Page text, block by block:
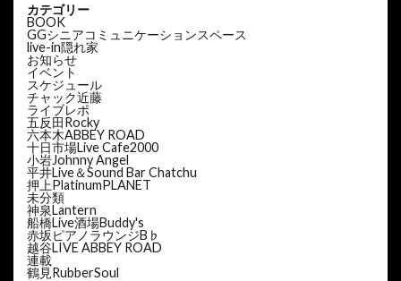
カテゴリー
BOOK
GGシニアコミュニケーションスペース
live-in隠れ家
お知らせ
イベント
スケジュール
チャック近藤
ライブレポ
五反田Rocky
六本木ABBEY ROAD
十日市場Live Cafe2000
小岩Johnny Angel
平井Live＆Sound Bar Chatchu
押上PlatinumPLANET
未分類
神泉Lantern
船橋Live酒場Buddy's
赤坂ピアノラウンジB♭
越谷LIVE ABBEY ROAD
連載
鶴見RubberSoul